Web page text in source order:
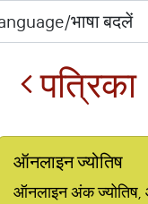
पत्रिका
ऑनलाइन ज्योतिष
ऑनलाइन अंक ज्योतिष,